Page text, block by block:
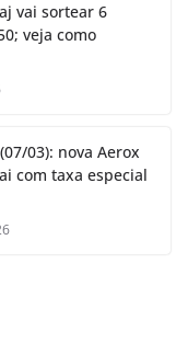
vai sortear 6
veja como
03): nova Aerox
com taxa especial